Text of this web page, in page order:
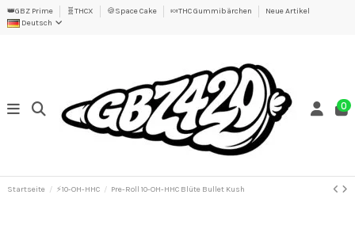
👑GBZ Prime 🧬THCX 🍪Space Cake 🍬THC Gummibärchen
Neue Artikel
Deutsch
0
Startseite ⚡10-OH-HHC Pre-Roll 10-OH-HHC Blüte Bullet Kush